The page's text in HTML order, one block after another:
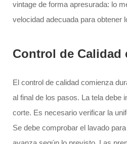
vintage de forma apresurada: lo
velocidad adecuada para obtener
Control de Calidad
El control de calidad comienza
al final de los pasos. La tela debe
corte. Es necesario verificar la
Se debe comprobar el lavado